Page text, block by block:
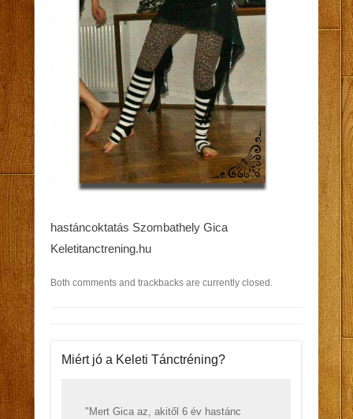
hastáncoktatás Szombathely Gica
Keletitanctrening.hu
Both comments and trackbacks are currently closed.
Miért jó a Keleti Tánctréning?
"Mert Gica az, akitől 6 év hastánc